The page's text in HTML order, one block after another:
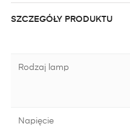
SZCZEGÓŁY PRODUKTU
Rodzaj lamp
Napięcie